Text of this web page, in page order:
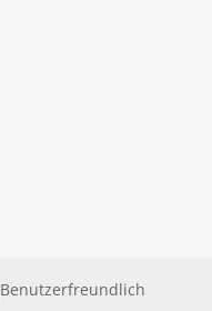
Benutzerfreundlich